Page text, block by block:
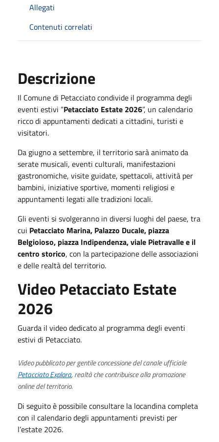
Allegati
Contenuti correlati
Descrizione
Il Comune di Petacciato condivide il programma degli
eventi estivi “Petacciato Estate 2026”, un calendario
ricco di appuntamenti dedicati a cittadini, turisti e
visitatori.
Da giugno a settembre, il territorio sarà animato da
serate musicali, eventi culturali, manifestazioni
gastronomiche, visite guidate, spettacoli, attività per
bambini, iniziative sportive, momenti religiosi e
appuntamenti legati alle tradizioni locali.
Gli eventi si svolgeranno in diversi luoghi del paese, tra
cui Petacciato Marina, Palazzo Ducale, piazza
Belgioioso, piazza Indipendenza, viale Pietravalle e il
centro storico, con la partecipazione delle associazioni
e delle realtà del territorio.
Video Petacciato Estate
2026
Guarda il video dedicato al programma degli eventi
estivi di Petacciato.
Video pubblicato per gentile concessione del canale ufficiale
Petacciato Explora, realtà che contribuisce alla promozione
online del territorio.
Di seguito è possibile consultare la locandina completa
con il calendario degli appuntamenti previsti per
l’estate 2026.